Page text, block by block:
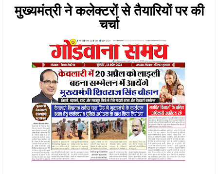
मुख्यमंत्री ने कलेक्टरों से तैयारियों पर की
चर्चा